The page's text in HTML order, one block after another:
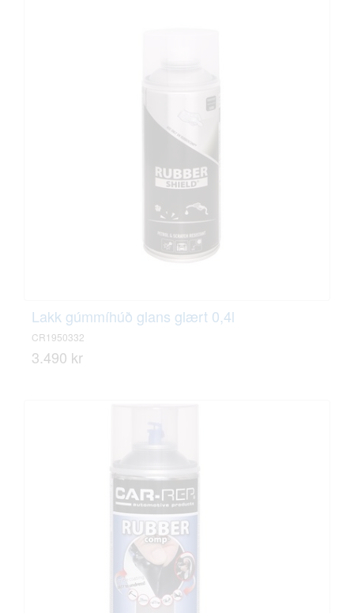
Lakk gúmmíhúð glans glært 0,4l
CR1950332
3.490 kr